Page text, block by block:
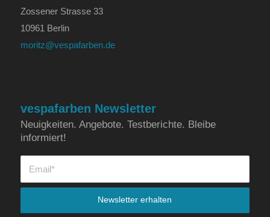
Zossener Strasse 33
10961 Berlin
moritz@vespafarben.de
vespafarben Newsletter
Neuigkeiten. Angebote. Testberichte. Bleibe
informiert!